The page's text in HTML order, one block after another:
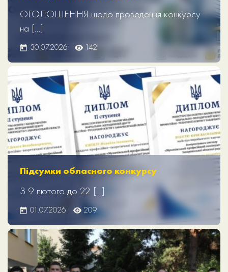
ОГОЛОШЕННЯ щодо проведення конкурсу
на […]
30.07.2026 142
Підсумки обласного конкурсу
З 9 лютого до 22 […]
01.07.2026 209